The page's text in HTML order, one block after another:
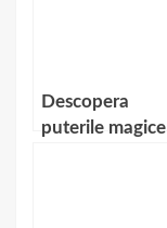
Descopera
puterile magice